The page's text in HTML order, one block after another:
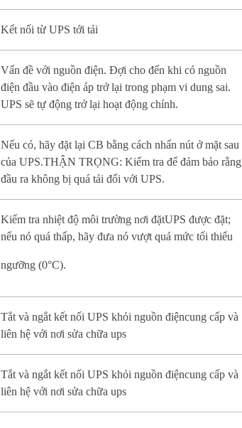
Kết nối từ UPS tới tải
Vấn đề với nguồn điện. Đợi cho đến khi có nguồn
điện đầu vào điện áp trở lại trong phạm vi dung sai.
UPS sẽ tự động trở lại hoạt động chính.
Nếu có, hãy đặt lại CB bằng cách nhấn nút ở mặt sau
của UPS.THẬN TRỌNG: Kiểm tra để đảm bảo rằng
đầu ra không bị quá tải đối với UPS.
Kiểm tra nhiệt độ môi trường nơi đặtUPS được đặt;
nếu nó quá thấp, hãy đưa nó vượt quá mức tối thiểu
ngưỡng (0°C).
Tắt và ngắt kết nối UPS khỏi nguồn điệncung cấp và
liên hệ với nơi sửa chữa ups
Tắt và ngắt kết nối UPS khỏi nguồn điệncung cấp và
liên hệ với nơi sửa chữa ups